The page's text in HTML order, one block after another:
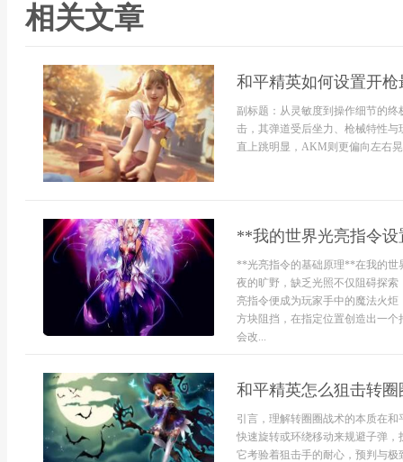
相关文章
和平精英如何设置开
副标题：从灵敏度到操作细节的
击，其弹道受后坐力、枪械特性
直上跳明显，AKM则更偏向左右
**我的世界光亮指令
**光亮指令的基础原理**在我的世
夜的旷野，缺乏光照不仅阻碍探
亮指令便成为玩家手中的魔法火
方块阻挡，在指定位置创造出一
会改...
和平精英怎么狙击转
引言，理解转圈圈战术的本质在
快速旋转或环绕移动来规避子弹
它考验着狙击手的耐心，预判与